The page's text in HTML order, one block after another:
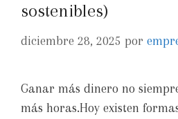
sostenibles)
diciembre 28, 2025 por
Ganar más dinero no
más horas.Hoy existen